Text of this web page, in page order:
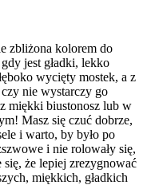
zbliżona kolorem do
jest gładki, lekko
wycięty mostek, a z
nie wystarczy go
miękki biustonosz lub w
Masz się czuć dobrze,
i warto, by było po
i nie rolowały się,
że lepiej zrezygnować
miękkich, gładkich